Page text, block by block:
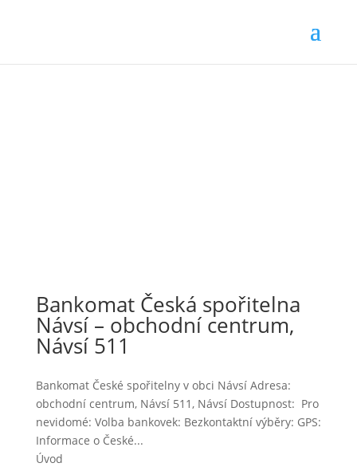
Bankomat Česká spořitelna
Návsí – obchodní centrum,
Návsí 511
Bankomat České spořitelny v obci Návsí Adresa:
obchodní centrum, Návsí 511, Návsí Dostupnost: Pro
nevidomé: Volba bankovek: Bezkontaktní výběry: GPS:
Informace o České...
Úvod